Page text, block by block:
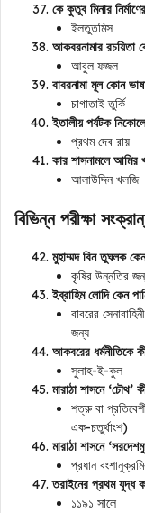
কে কুতুব মিনার
ইলতুতমিস
আকবরনামার রচয়িতা
আবুল ফজল
বাবরনামা মূল কোন
চাগাতাই তুর্কি
ইতালীয় পর্যটক
প্রথম দেব রায়
কার শাসনামলে আমির
আলাউদ্দিন খলজি
বিভিন্ন পরীক্ষা
মুহাম্মদ বিন তুঘলক
কৃষির উন্নতির
ইব্রাহিম লোদি কেন
বাবরের
জন্য
আকবরের ধর্মনীতিকে
সুলাহ-ই-কুল
মারাঠা শাসনে ‘চৌথ’
শত্রু বা
এক-চতুর্থাংশ)
মারাঠা শাসনে
প্রধান
তরাইনের প্রথম যুদ্ধ
১১৯১ সালে